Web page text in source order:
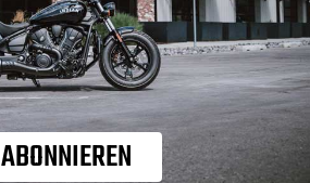
ABONNIEREN